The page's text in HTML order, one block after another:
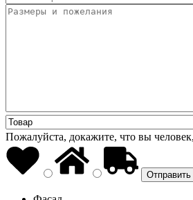
Пожалуйста, докажите, что вы